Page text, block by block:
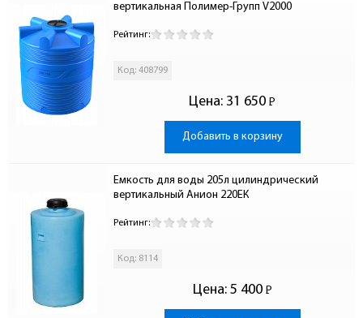
вертикальная Полимер-Групп V2000
Рейтинг:
Код: 408799
Цена: 31 650 Р
-
Добавить в корзину
Емкость для воды 205л цилиндрический
вертикальный Анион 220ЕК
Рейтинг:
Код: 8114
Цена: 5 400 Р
-